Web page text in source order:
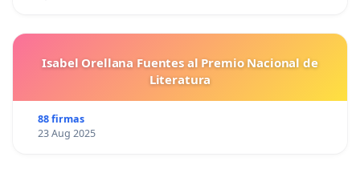
Isabel Orellana Fuentes al Premio Nacional de
Literatura
88 firmas
23 Aug 2025